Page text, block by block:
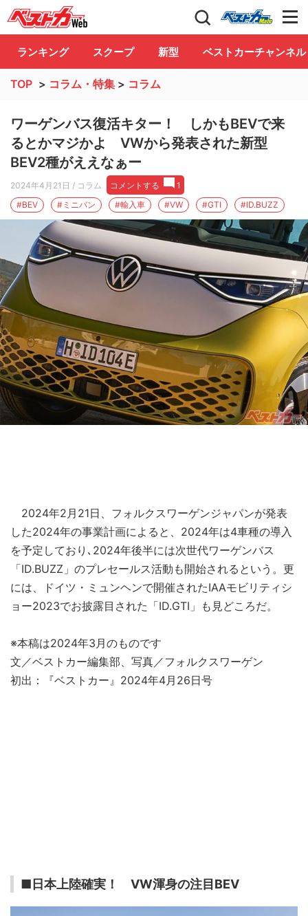
自動車情報誌「ベストカー」 Club
ランキング スクープ 新型 ベストカーチャンネル
TOP > コラム・特集 > コラム
ワーゲンバス復活キター！ しかもBEVで来
るとかマジかよ VWから発表された新型
BEV2種がええなぁー
2024年4月21日 / コラム コメントする
1
#BEV
#ミニバン #輸入車 #VW #GTI #ID.BUZZ
2024年2月21日、フォルクスワーゲンジャパンが発表
した2024年の事業計画によると、2024年は4車種の導入
を予定しており､2024年後半には次世代ワーゲンバス
「ID.BUZZ」のプレセールス活動も開始されるという。更
には、ドイツ・ミュンヘンで開催されたIAAモビリティシ
ョー2023でお披露目された「ID.GTI」も見どころだ。
※本稿は2024年3月のものです
文／ベストカー編集部、写真／フォルクスワーゲン
初出：『ベストカー』2024年4月26日号
■日本上陸確実！ VW渾身の注目BEV